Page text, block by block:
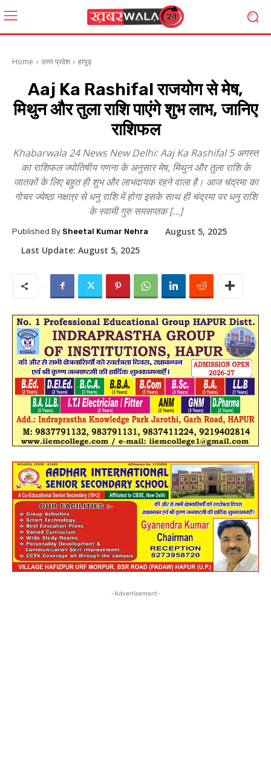
Home उत्तर प्रदेश हापुड़
Aaj Ka Rashifal राजयोग से मेष,
मिथुन और तुला राशि पाएंगे शुभ लाभ, जानिए
राशिफल
Khabarwala 24 News New Delhi: Aaj Ka Rashifal 5 अगस्त
का राशिफल ज्योतिषीय गणना के अनुसार मेष, मिथुन और तुला राशि के
जातकों के लिए बहुत ही शुभ और लाभदायक रहने वाला है। आज चंद्रमा का
गोचर ज्येष्ठा नक्षत्र से धनु राशि में होगा इसके साथ ही चंद्रमा पर धनु राशि
के स्वामी गुरु समसप्तक […]
Published By Sheetal Kumar Nehra
August 5, 2025
Last Update: August 5, 2025
-Advertisement-